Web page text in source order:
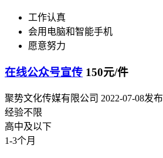
工作认真
会用电脑和智能手机
愿意努力
在线公众号宣传 150元/件
聚势文化传媒有限公司 2022-07-08发布
经验不限
高中及以下
1-3个月